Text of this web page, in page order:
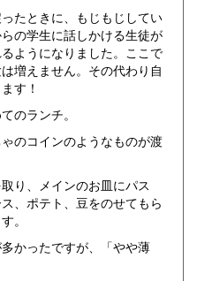
たときに、もじもじしてい
の学生に話しかける生徒が
ようになりました。ここで
増えません。その代わり自
す！
のランチ。
のコインのようなものが渡
り、メインのお皿にパス
、ポテト、豆をのせてもら
。
かったですが、「やや薄